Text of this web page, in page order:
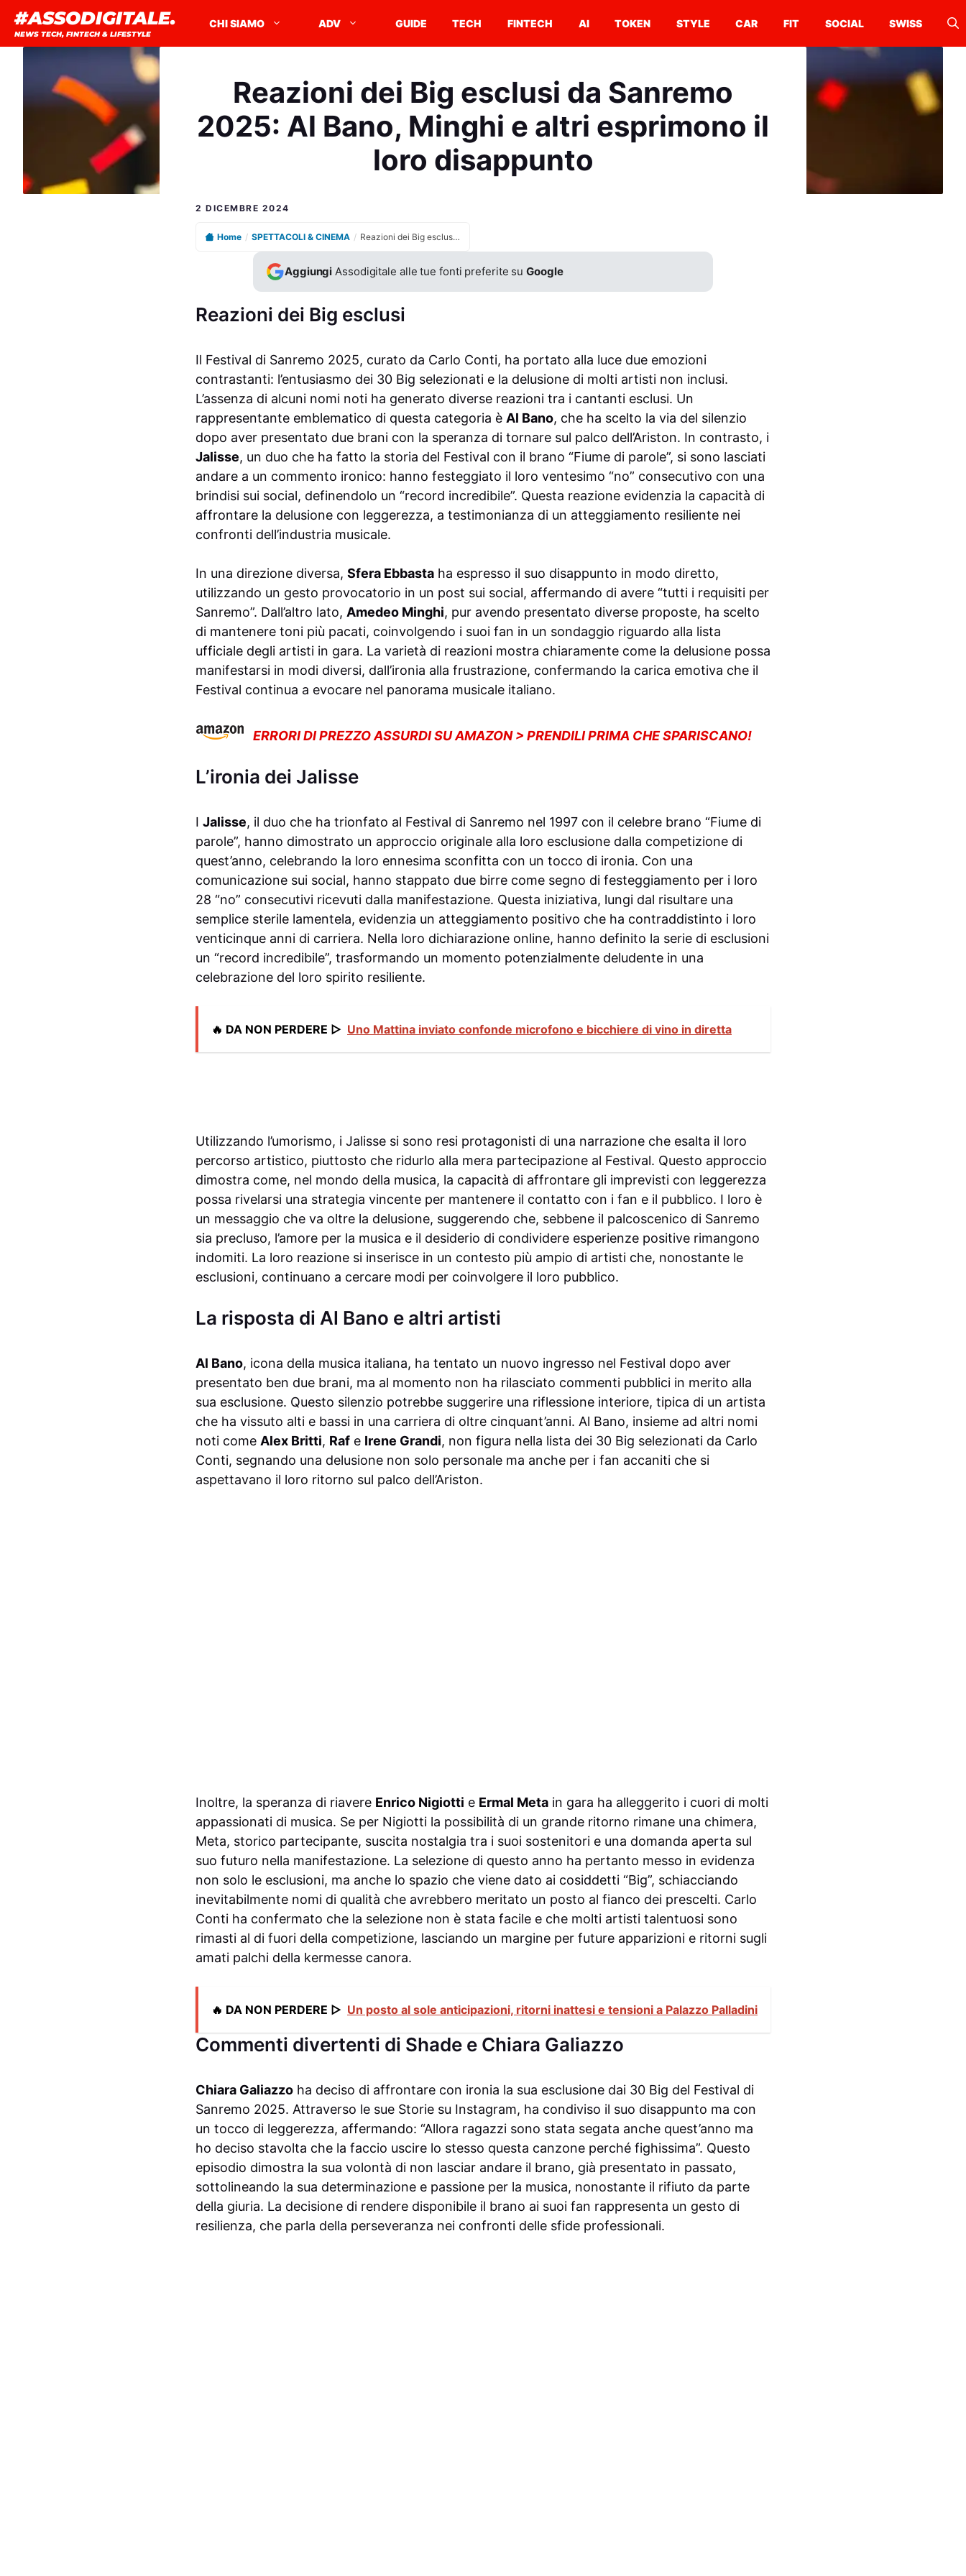
contenuto
#ASSODIGITALE.
NEWS TECH, FINTECH & LIFESTYLE
CHI SIAMO ADV GUIDE TECH FINTECH AI TOKEN STYLE CAR FIT SOCIAL SWISS
Reazioni dei Big esclusi da Sanremo
2025: Al Bano, Minghi e altri esprimono il
loro disappunto
2 DICEMBRE 2024
Home / SPETTACOLI & CINEMA / Reazioni dei Big esclusi da Sanremo 2025: Al Bano, Minghi e altri esprimono il loro disappunto
Aggiungi Assodigitale alle tue fonti preferite suGoogle
Reazioni dei Big esclusi
Il Festival di Sanremo 2025, curato da Carlo Conti, ha portato alla luce due emozioni
contrastanti: l’entusiasmo dei 30 Big selezionati e la delusione di molti artisti non inclusi.
L’assenza di alcuni nomi noti ha generato diverse reazioni tra i cantanti esclusi. Un
rappresentante emblematico di questa categoria è Al Bano, che ha scelto la via del silenzio
dopo aver presentato due brani con la speranza di tornare sul palco dell’Ariston. In contrasto, i
Jalisse, un duo che ha fatto la storia del Festival con il brano “Fiume di parole”, si sono lasciati
andare a un commento ironico: hanno festeggiato il loro ventesimo “no” consecutivo con una
brindisi sui social, definendolo un “record incredibile”. Questa reazione evidenzia la capacità di
affrontare la delusione con leggerezza, a testimonianza di un atteggiamento resiliente nei
confronti dell’industria musicale.
In una direzione diversa, Sfera Ebbasta ha espresso il suo disappunto in modo diretto,
utilizzando un gesto provocatorio in un post sui social, affermando di avere “tutti i requisiti per
Sanremo”. Dall’altro lato, Amedeo Minghi, pur avendo presentato diverse proposte, ha scelto
di mantenere toni più pacati, coinvolgendo i suoi fan in un sondaggio riguardo alla lista
ufficiale degli artisti in gara. La varietà di reazioni mostra chiaramente come la delusione possa
manifestarsi in modi diversi, dall’ironia alla frustrazione, confermando la carica emotiva che il
Festival continua a evocare nel panorama musicale italiano.
ERRORI DI PREZZO ASSURDI SU AMAZON > PRENDILI PRIMA CHE SPARISCANO!
L’ironia dei Jalisse
I Jalisse, il duo che ha trionfato al Festival di Sanremo nel 1997 con il celebre brano “Fiume di
parole”, hanno dimostrato un approccio originale alla loro esclusione dalla competizione di
quest’anno, celebrando la loro ennesima sconfitta con un tocco di ironia. Con una
comunicazione sui social, hanno stappato due birre come segno di festeggiamento per i loro
28 “no” consecutivi ricevuti dalla manifestazione. Questa iniziativa, lungi dal risultare una
semplice sterile lamentela, evidenzia un atteggiamento positivo che ha contraddistinto i loro
venticinque anni di carriera. Nella loro dichiarazione online, hanno definito la serie di esclusioni
un “record incredibile”, trasformando un momento potenzialmente deludente in una
celebrazione del loro spirito resiliente.
🔥 DA NON PERDERE ▷ Uno Mattina inviato confonde microfono e bicchiere di vino in diretta
Utilizzando l’umorismo, i Jalisse si sono resi protagonisti di una narrazione che esalta il loro
percorso artistico, piuttosto che ridurlo alla mera partecipazione al Festival. Questo approccio
dimostra come, nel mondo della musica, la capacità di affrontare gli imprevisti con leggerezza
possa rivelarsi una strategia vincente per mantenere il contatto con i fan e il pubblico. I loro è
un messaggio che va oltre la delusione, suggerendo che, sebbene il palcoscenico di Sanremo
sia precluso, l’amore per la musica e il desiderio di condividere esperienze positive rimangono
indomiti. La loro reazione si inserisce in un contesto più ampio di artisti che, nonostante le
esclusioni, continuano a cercare modi per coinvolgere il loro pubblico.
La risposta di Al Bano e altri artisti
Al Bano, icona della musica italiana, ha tentato un nuovo ingresso nel Festival dopo aver
presentato ben due brani, ma al momento non ha rilasciato commenti pubblici in merito alla
sua esclusione. Questo silenzio potrebbe suggerire una riflessione interiore, tipica di un artista
che ha vissuto alti e bassi in una carriera di oltre cinquant’anni. Al Bano, insieme ad altri nomi
noti come Alex Britti, Raf e Irene Grandi, non figura nella lista dei 30 Big selezionati da Carlo
Conti, segnando una delusione non solo personale ma anche per i fan accaniti che si
aspettavano il loro ritorno sul palco dell’Ariston.
Inoltre, la speranza di riavere Enrico Nigiotti e Ermal Meta in gara ha alleggerito i cuori di molti
appassionati di musica. Se per Nigiotti la possibilità di un grande ritorno rimane una chimera,
Meta, storico partecipante, suscita nostalgia tra i suoi sostenitori e una domanda aperta sul
suo futuro nella manifestazione. La selezione di questo anno ha pertanto messo in evidenza
non solo le esclusioni, ma anche lo spazio che viene dato ai cosiddetti “Big”, schiacciando
inevitabilmente nomi di qualità che avrebbero meritato un posto al fianco dei prescelti. Carlo
Conti ha confermato che la selezione non è stata facile e che molti artisti talentuosi sono
rimasti al di fuori della competizione, lasciando un margine per future apparizioni e ritorni sugli
amati palchi della kermesse canora.
🔥 DA NON PERDERE ▷ Un posto al sole anticipazioni, ritorni inattesi e tensioni a Palazzo Palladini
Commenti divertenti di Shade e Chiara Galiazzo
Chiara Galiazzo ha deciso di affrontare con ironia la sua esclusione dai 30 Big del Festival di
Sanremo 2025. Attraverso le sue Storie su Instagram, ha condiviso il suo disappunto ma con
un tocco di leggerezza, affermando: “Allora ragazzi sono stata segata anche quest’anno ma
ho deciso stavolta che la faccio uscire lo stesso questa canzone perché fighissima”. Questo
episodio dimostra la sua volontà di non lasciar andare il brano, già presentato in passato,
sottolineando la sua determinazione e passione per la musica, nonostante il rifiuto da parte
della giuria. La decisione di rendere disponibile il brano ai suoi fan rappresenta un gesto di
resilienza, che parla della perseveranza nei confronti delle sfide professionali.